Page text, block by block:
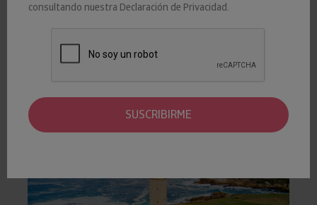
De acuerdo con los datos que ofrece Insight View, el 24% de
impago, dos puntos más que en 2022 y cinco por encima de
los valores prepandémicos.
consultando nuestra Declaración de Privacidad.
SUSCRIBIRME